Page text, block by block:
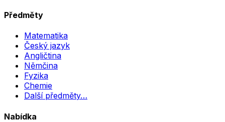
Předměty
Matematika
Český jazyk
Angličtina
Němčina
Fyzika
Chemie
Další předměty…
Nabídka